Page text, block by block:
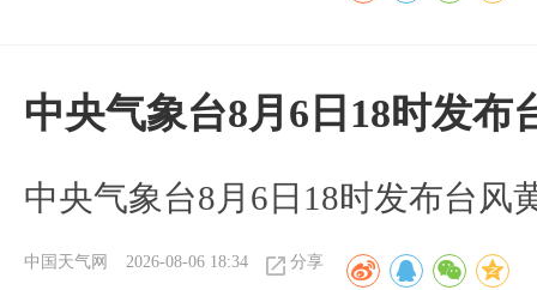
中央气象台8月6日18时发布
中央气象台8月6日18时发布台风
中国天气网 2026-08-06 18:34 分享